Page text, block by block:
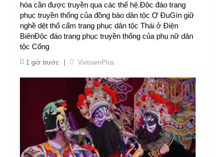
hóa cần được truyền qua các thế hệ.Độc đáo trang
phục truyền thống của đồng bào dân tộc Ơ ĐuGìn giữ
nghề dệt thổ cẩm trang phục dân tộc Thái ở Điện
BiênĐộc đáo trang phục truyền thống của phụ nữ dân
tộc Cống
1 giờ trước VietnamPlus